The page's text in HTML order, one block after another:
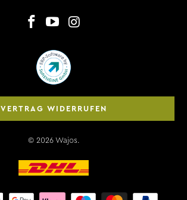
VERTRAG WIDERRUFEN
© 2026 Wajos.